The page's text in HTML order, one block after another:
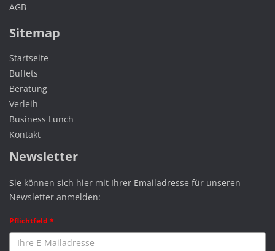
AGB
Sitemap
Startseite
Buffets
Beratung
Verleih
Business Lunch
Kontakt
Newsletter
Sie können sich hier mit Ihrer Emailadresse für unseren
Newsletter anmelden:
Pflichtfeld *